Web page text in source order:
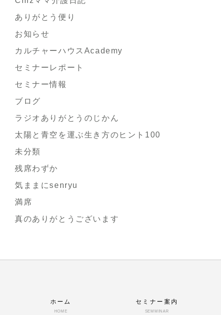
ありがとう便り
お知らせ
カルチャーハウスAcademy
セミナーレポート
セミナー情報
ブログ
ラジオありがとうのじかん
太陽と青空を運ぶ生き方のヒント100
未分類
残席わずか
気ままにsenryu
満席
真のありがとうございます
ホーム
HOME
セミナー案内
SEMMINAR